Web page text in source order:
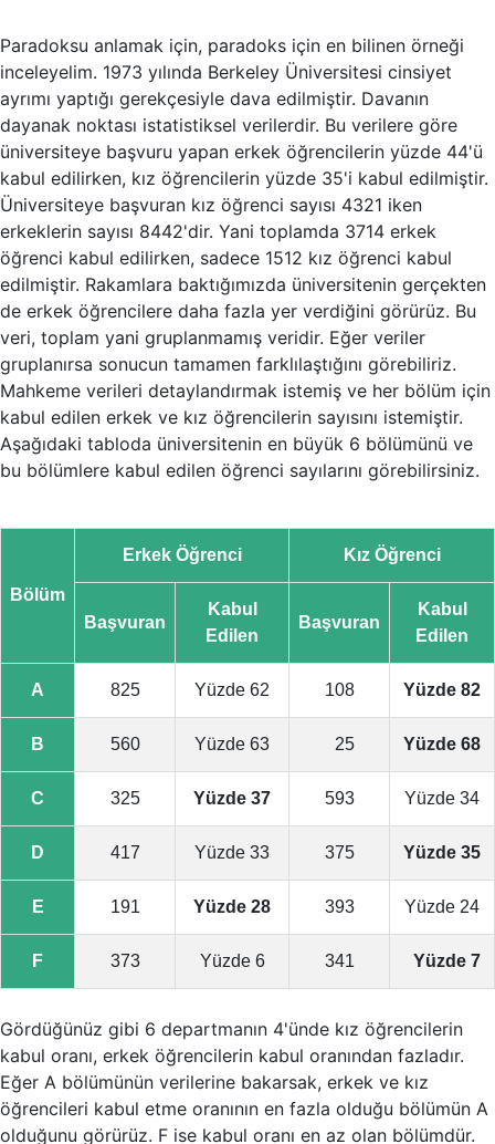
Paradoksu anlamak için, paradoks için en bilinen örneği
inceleyelim. 1973 yılında Berkeley Üniversitesi cinsiyet
ayrımı yaptığı gerekçesiyle dava edilmiştir. Davanın
dayanak noktası istatistiksel verilerdir. Bu verilere göre
üniversiteye başvuru yapan erkek öğrencilerin yüzde 44'ü
kabul edilirken, kız öğrencilerin yüzde 35'i kabul edilmiştir.
Üniversiteye başvuran kız öğrenci sayısı 4321 iken
erkeklerin sayısı 8442'dir. Yani toplamda 3714 erkek
öğrenci kabul edilirken, sadece 1512 kız öğrenci kabul
edilmiştir. Rakamlara baktığımızda üniversitenin gerçekten
de erkek öğrencilere daha fazla yer verdiğini görürüz. Bu
veri, toplam yani gruplanmamış veridir. Eğer veriler
gruplanırsa sonucun tamamen farklılaştığını görebiliriz.
Mahkeme verileri detaylandırmak istemiş ve her bölüm için
kabul edilen erkek ve kız öğrencilerin sayısını istemiştir.
Aşağıdaki tabloda üniversitenin en büyük 6 bölümünü ve
bu bölümlere kabul edilen öğrenci sayılarını görebilirsiniz.
Bölüm
Erkek Öğrenci Kız Öğrenci
Başvuran
Kabul
Edilen
Başvuran
Kabul
Edilen
A 825 Yüzde 62 108 Yüzde 82
B 560 Yüzde 63 25 Yüzde 68
C 325 Yüzde 37 593 Yüzde 34
D 417 Yüzde 33 375 Yüzde 35
E 191 Yüzde 28 393 Yüzde 24
F 373 Yüzde 6 341 Yüzde 7
Gördüğünüz gibi 6 departmanın 4'ünde kız öğrencilerin
kabul oranı, erkek öğrencilerin kabul oranından fazladır.
Eğer A bölümünün verilerine bakarsak, erkek ve kız
öğrencileri kabul etme oranının en fazla olduğu bölümün A
olduğunu görürüz. F ise kabul oranı en az olan bölümdür.